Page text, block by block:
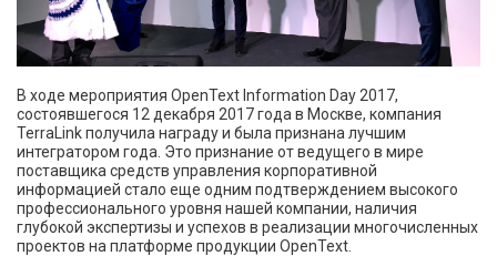
В ходе мероприятия OpenText Information Day 2017,
состоявшегося 12 декабря 2017 года в Москве, компания
TerraLink получила награду и была признана лучшим
интегратором года. Это признание от ведущего в мире
поставщика средств управления корпоративной
информацией стало еще одним подтверждением высокого
профессионального уровня нашей компании, наличия
глубокой экспертизы и успехов в реализации многочисленных
проектов на платформе продукции OpenText.